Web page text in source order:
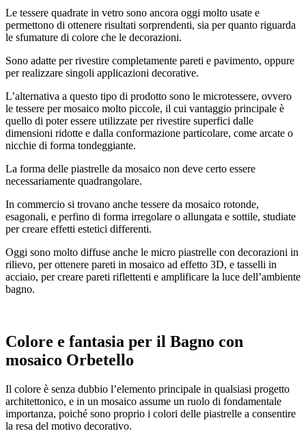
Le tessere quadrate in vetro sono ancora oggi molto usate e
permettono di ottenere risultati sorprendenti, sia per quanto riguarda
le sfumature di colore che le decorazioni.
Sono adatte per rivestire completamente pareti e pavimento, oppure
per realizzare singoli applicazioni decorative.
L’alternativa a questo tipo di prodotto sono le microtessere, ovvero
le tessere per mosaico molto piccole, il cui vantaggio principale è
quello di poter essere utilizzate per rivestire superfici dalle
dimensioni ridotte e dalla conformazione particolare, come arcate o
nicchie di forma tondeggiante.
La forma delle piastrelle da mosaico non deve certo essere
necessariamente quadrangolare.
In commercio si trovano anche tessere da mosaico rotonde,
esagonali, e perfino di forma irregolare o allungata e sottile, studiate
per creare effetti estetici differenti.
Oggi sono molto diffuse anche le micro piastrelle con decorazioni in
rilievo, per ottenere pareti in mosaico ad effetto 3D, e tasselli in
acciaio, per creare pareti riflettenti e amplificare la luce dell’ambiente
bagno.
Colore e fantasia per il Bagno con
mosaico Orbetello
Il colore è senza dubbio l’elemento principale in qualsiasi progetto
architettonico, e in un mosaico assume un ruolo di fondamentale
importanza, poiché sono proprio i colori delle piastrelle a consentire
la resa del motivo decorativo.